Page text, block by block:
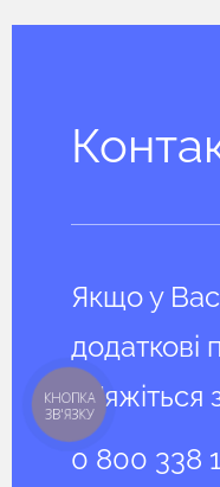
Якщо у
додаткові
зв'яжіться
0 800 338
КНОПКА
ЗВ'ЯЗКУ